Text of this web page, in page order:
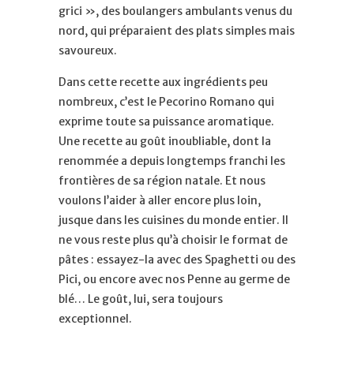
grici », des boulangers ambulants venus du
nord, qui préparaient des plats simples mais
savoureux.
Dans cette recette aux ingrédients peu
nombreux, c’est le Pecorino Romano qui
exprime toute sa puissance aromatique.
Une recette au goût inoubliable, dont la
renommée a depuis longtemps franchi les
frontières de sa région natale. Et nous
voulons l’aider à aller encore plus loin,
jusque dans les cuisines du monde entier. Il
ne vous reste plus qu’à choisir le format de
pâtes : essayez-la avec des Spaghetti ou des
Pici, ou encore avec nos Penne au germe de
blé… Le goût, lui, sera toujours
exceptionnel.